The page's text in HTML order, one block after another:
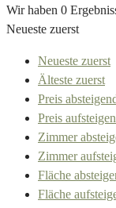
Wir haben 0
Neueste zuerst
Neueste zuerst
Älteste zuerst
Preis
Preis
Zimmer
Zimmer
Fläche
Fläche